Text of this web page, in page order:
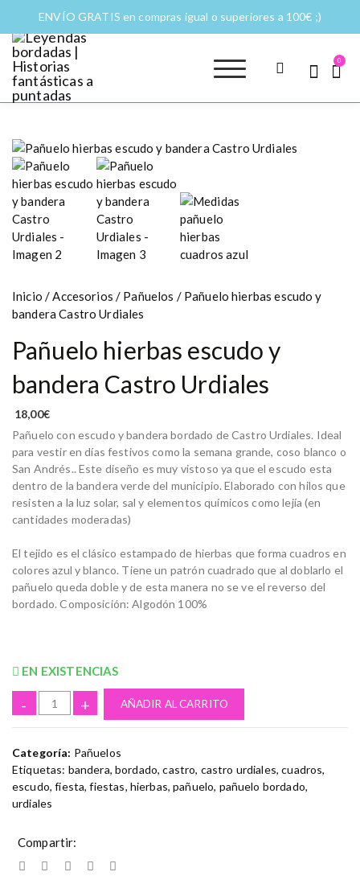
ENVÍO GRATIS en compras igual o superiores a 100€ ;)
Historias
fantásticas a
puntadas
0
Inicio /Accesorios / Pañuelos / Pañuelo hierbas escudo y
bandera Castro Urdiales
Pañuelo hierbas escudo y
bandera Castro Urdiales
18,00€
Pañuelo con escudo y bandera bordado de Castro Urdiales. Ideal
para vestir en días festivos como la semana grande, coso blanco o
San Andrés.. Este diseño es muy vistoso ya que el escudo esta
dentro de la bandera verde del municipio. Elaborado con hilos que
resisten a la luz solar, sal y elementos químicos como lejía (en
cantidades moderadas)
El tejido es el clásico estampado de hierbas que forma cuadros en
colores azul y blanco. Tiene un patrón cuadrado que al doblarlo el
pañuelo queda doble y de esta manera no se ve el reverso del
bordado. Composición: Algodón 100%
EN EXISTENCIAS
- + AÑADIR AL CARRITO
Categoría: Pañuelos
Etiquetas: bandera,bordado,castro, castro urdiales,cuadros,
escudo,fiesta,fiestas, hierbas,pañuelo, pañuelo bordado,
urdiales
Compartir: